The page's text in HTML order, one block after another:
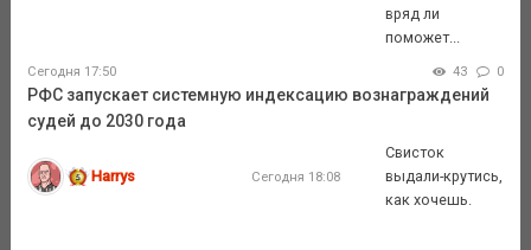
вряд ли
поможет...
Сегодня 17:50 43 0
РФС запускает системную индексацию вознаграждений
судей до 2030 года
Harrys Сегодня 18:08
Свисток
выдали-крутись,
как хочешь.